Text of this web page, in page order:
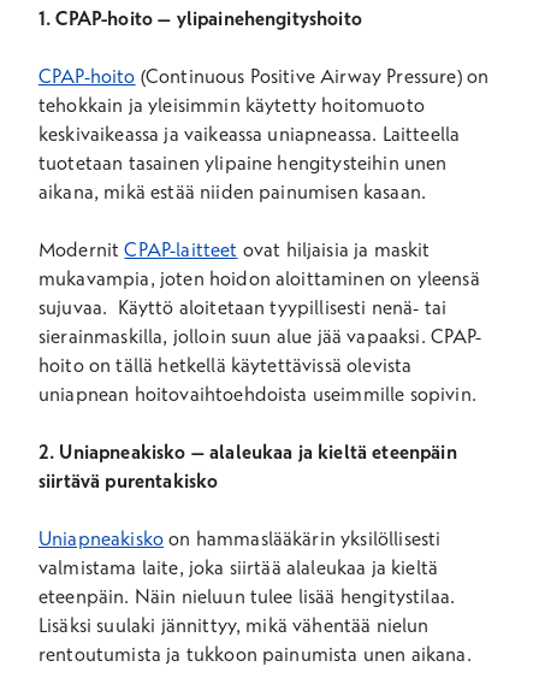
1. CPAP-hoito – ylipainehengityshoito
CPAP-hoito (Continuous Positive Airway Pressure) on
tehokkain ja yleisimmin käytetty hoitomuoto
keskivaikeassa ja vaikeassa uniapneassa. Laitteella
tuotetaan tasainen ylipaine hengitysteihin unen
aikana, mikä estää niiden painumisen kasaan.
ModernitCPAP-laitteet ovat hiljaisia ja maskit
mukavampia, joten hoidon aloittaminen on yleensä
sujuvaa. Käyttö aloitetaan tyypillisesti nenä- tai
sierainmaskilla, jolloin suun alue jää vapaaksi. CPAP-
hoito on tällä hetkellä käytettävissä olevista
uniapnean hoitovaihtoehdoista useimmille sopivin.
2. Uniapneakisko – alaleukaa ja kieltä eteenpäin
siirtävä purentakisko
Uniapneakisko on hammaslääkärin yksilöllisesti
valmistama laite, joka siirtää alaleukaa ja kieltä
eteenpäin. Näin nieluun tulee lisää hengitystilaa.
Lisäksi suulaki jännittyy, mikä vähentää nielun
rentoutumista ja tukkoon painumista unen aikana.